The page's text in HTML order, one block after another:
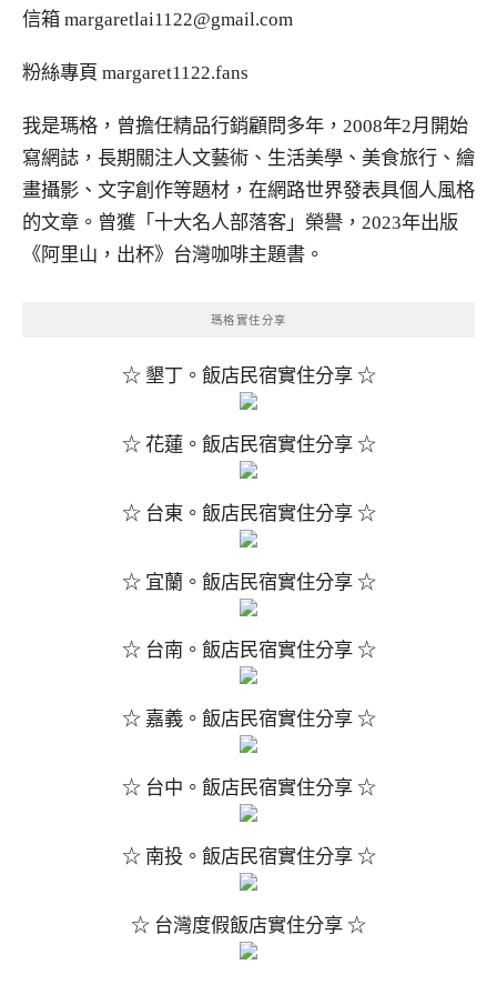
信箱 margaretlai1122@gmail.com
粉絲專頁 margaret1122.fans
我是瑪格，曾擔任精品行銷顧問多年，2008年2月開始
寫網誌，長期關注人文藝術、生活美學、美食旅行、繪
畫攝影、文字創作等題材，在網路世界發表具個人風格
的文章。曾獲「十大名人部落客」榮譽，2023年出版
《阿里山，出杯》台灣咖啡主題書。
瑪格實住分享
☆ 墾丁。飯店民宿實住分享 ☆
☆ 花蓮。飯店民宿實住分享 ☆
☆ 台東。飯店民宿實住分享 ☆
☆ 宜蘭。飯店民宿實住分享 ☆
☆ 台南。飯店民宿實住分享 ☆
☆ 嘉義。飯店民宿實住分享 ☆
☆ 台中。飯店民宿實住分享 ☆
☆ 南投。飯店民宿實住分享 ☆
☆ 台灣度假飯店實住分享 ☆